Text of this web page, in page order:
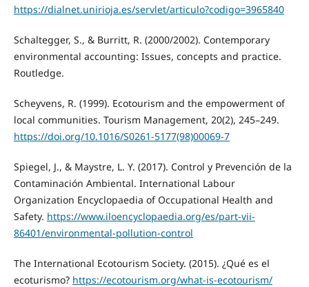
https://dialnet.unirioja.es/servlet/articulo?codigo=3965840
Schaltegger, S., & Burritt, R. (2000/2002). Contemporary
environmental accounting: Issues, concepts and practice.
Routledge.
Scheyvens, R. (1999). Ecotourism and the empowerment of
local communities. Tourism Management, 20(2), 245–249.
https://doi.org/10.1016/S0261-5177(98)00069-7
Spiegel, J., & Maystre, L. Y. (2017). Control y Prevención de la
Contaminación Ambiental. International Labour
Organization Encyclopaedia of Occupational Health and
Safety. https://www.iloencyclopaedia.org/es/part-vii-
86401/environmental-pollution-control
The International Ecotourism Society. (2015). ¿Qué es el
ecoturismo? https://ecotourism.org/what-is-ecotourism/